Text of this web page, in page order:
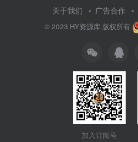
关于我们 广告合作
© 2023 HY资源库版权所有
加入订阅号